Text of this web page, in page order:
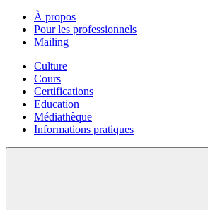
À propos
Pour les professionnels
Mailing
Culture
Cours
Certifications
Education
Médiathèque
Informations pratiques